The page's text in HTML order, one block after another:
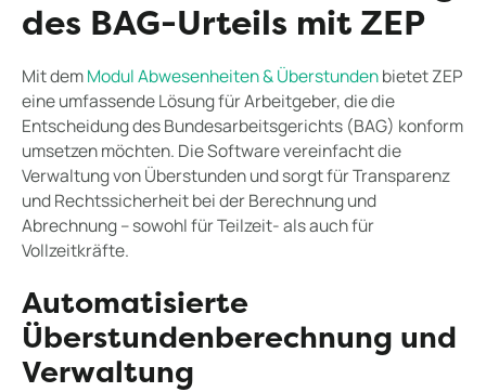
des BAG-Urteils mit ZEP
Mit demModul Abwesenheiten & Überstundenbietet ZEP
eine umfassende Lösung für Arbeitgeber, die die
Entscheidung des Bundesarbeitsgerichts (BAG) konform
umsetzen möchten. Die Software vereinfacht die
Verwaltung von Überstunden und sorgt für Transparenz
und Rechtssicherheit bei der Berechnung und
Abrechnung – sowohl für Teilzeit- als auch für
Vollzeitkräfte.
Automatisierte
Überstundenberechnung und
Verwaltung